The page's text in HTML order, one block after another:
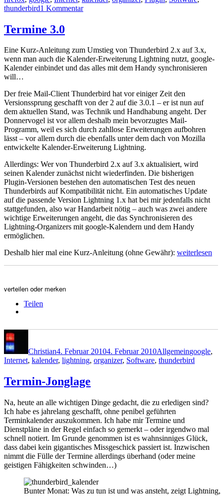
thunderbird1 Kommentarzu
Termine 3.0
Eine Kurz-Anleitung zum Umstieg von Thunderbird 2.x auf 3.x,
wenn man auch die Kalender-Erweiterung Lightning nutzt, google-
Kalender einbindet und das alles mit dem Handy synchronisieren
will…
Der freie Mail-Client Thunderbird hat vor einiger Zeit den
Versionssprung geschafft von der 2 auf die 3.0.1 – er ist nun auf
dem aktuellen Stand, was Technik und Handhabung angeht. Der
Donnervogel ist vor allem deshalb mein bevorzugtes Mail-
Programm, weil es sich durch zahllose Erweiterungen aufbohren
lässt – vor allem durch die ebenfalls unter dem dach von Mozilla
entwickelte Kalender-Erweiterung Lightning.
Allerdings: Wer von Thunderbird 2.x auf 3.x aktualisiert, wird
seinen Kalender zunächst nicht wiederfinden. Die bisherigen
Plugin-Versionen bestehen den automatischen Test des neuen
Thunderbirds auf Kompatibilität nicht. Ein automatisches Update
auf die passende Version Lightning 1.x hat bei mir jedenfalls nicht
stattgefunden, also war Handarbeit nötig – auch was zwei andere
wichtige Erweiterungen angeht, die das Synchronisieren des
Lightning-Organizers mit google-Kalendern und dem Handy
ermöglichen.
Deshalb hier mal eine Kurz-Anleitung (ohne Gewähr): „Termine
weiterlesen
verteilen oder merken
Teilen
Christian4. Februar 20104. Februar 2010Allgemeingoogle,
Internet, kalender, lightning, organizer, Software, thunderbird
Termin-Jonglage
Na, heute an alle wichtigen Dinge gedacht, die zu erledigen sind?
Ich habe es jahrelang geschafft, ohne penibel geführten
Terminkalender auszukommen. Ich habe mir Termine und
Dienstpläne in der Regel einfach so gemerkt – oder irgendwo mal
schnell notiert. Im Grunde genommen ist es wahnsinniges Glück,
dass dabei kein gigantisches Missgeschick passiert ist. Inzwischen
nimmt die Fülle der Termine allerdings überhand (oder meine
geistigen Fähigkeiten schwinden…)
Bunter Monat: Was zu tun ist und was ansteht, zeigt Lightning,